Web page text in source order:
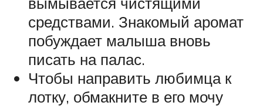
средствами. Знакомый аромат
побуждает малыша вновь
писать на палас.
Чтобы направить любимца к
лотку, обмакните в его мочу